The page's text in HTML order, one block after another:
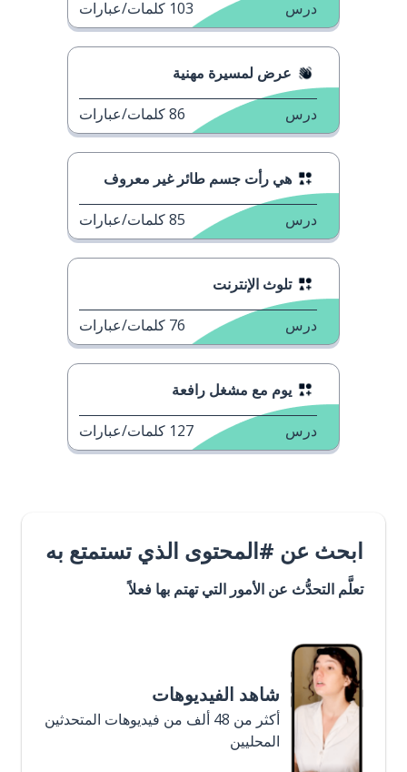
درس 103 كلمات/عبارات
عرض لمسيرة مهنية
درس 86كلمات/عبارات
هي رأت جسم طائر غير معروف
درس 85كلمات/عبارات
تلوث الإنترنت
درس 76 كلمات/عبارات
يوم مع مشغل رافعة
درس 127 كلمات/عبارات
ابحث عن #المحتوى الذي تستمتع به
تعلَّم التحدُّث عن الأمور التي تهتم بها فعلاً
شاهد الفيديوهات
أكثر من 48 ألف من فيديوهات المتحدثين
المحليين